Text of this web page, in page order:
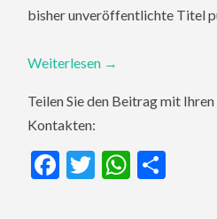
bisher unveröffentlichte Titel
Weiterlesen →
Teilen Sie den Beitrag mit
Kontakten:
Facebook
Twitter